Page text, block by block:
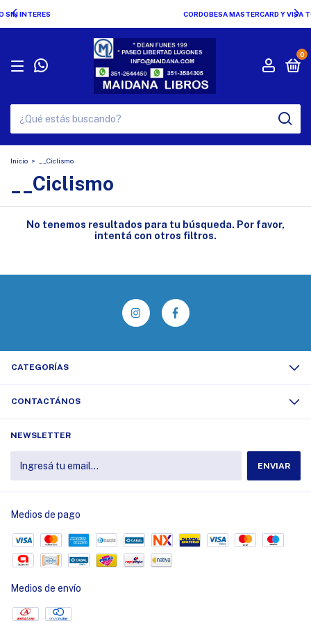
CORDOBESA MASTERCARD Y VISA TODAS LAS OPCIONES !!!
0
Inicio > __Ciclismo
__Ciclismo
No tenemos resultados para tu búsqueda. Por favor,
intentá con otros filtros.
CATEGORÍAS
CONTACTÁNOS
NEWSLETTER
Medios de pago
Medios de envío